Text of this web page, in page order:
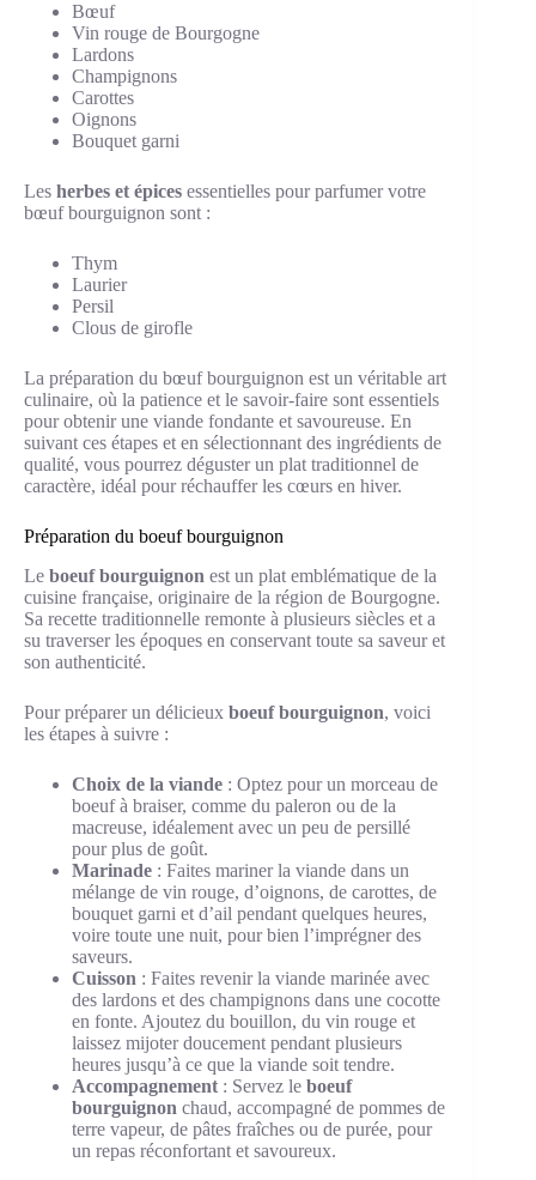
Bœuf
Vin rouge de Bourgogne
Lardons
Champignons
Carottes
Oignons
Bouquet garni
Les herbes et épices essentielles pour parfumer votre
bœuf bourguignon sont :
Thym
Laurier
Persil
Clous de girofle
La préparation du bœuf bourguignon est un véritable art
culinaire, où la patience et le savoir-faire sont essentiels
pour obtenir une viande fondante et savoureuse. En
suivant ces étapes et en sélectionnant des ingrédients de
qualité, vous pourrez déguster un plat traditionnel de
caractère, idéal pour réchauffer les cœurs en hiver.
Préparation du boeuf bourguignon
Le boeuf bourguignon est un plat emblématique de la
cuisine française, originaire de la région de Bourgogne.
Sa recette traditionnelle remonte à plusieurs siècles et a
su traverser les époques en conservant toute sa saveur et
son authenticité.
Pour préparer un délicieux boeuf bourguignon, voici
les étapes à suivre :
Choix de la viande : Optez pour un morceau de
boeuf à braiser, comme du paleron ou de la
macreuse, idéalement avec un peu de persillé
pour plus de goût.
Marinade : Faites mariner la viande dans un
mélange de vin rouge, d’oignons, de carottes, de
bouquet garni et d’ail pendant quelques heures,
voire toute une nuit, pour bien l’imprégner des
saveurs.
Cuisson : Faites revenir la viande marinée avec
des lardons et des champignons dans une cocotte
en fonte. Ajoutez du bouillon, du vin rouge et
laissez mijoter doucement pendant plusieurs
heures jusqu’à ce que la viande soit tendre.
Accompagnement : Servez le boeuf
bourguignon chaud, accompagné de pommes de
terre vapeur, de pâtes fraîches ou de purée, pour
un repas réconfortant et savoureux.